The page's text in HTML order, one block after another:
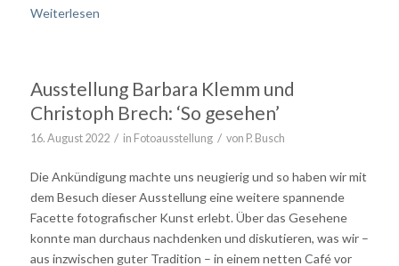
Weiterlesen
Ausstellung Barbara Klemm und
Christoph Brech: ‘So gesehen’
16. August 2022 / in Fotoausstellung / von P. Busch
Die Ankündigung machte uns neugierig und so haben wir mit
dem Besuch dieser Ausstellung eine weitere spannende
Facette fotografischer Kunst erlebt. Über das Gesehene
konnte man durchaus nachdenken und diskutieren, was wir –
aus inzwischen guter Tradition – in einem netten Café vor